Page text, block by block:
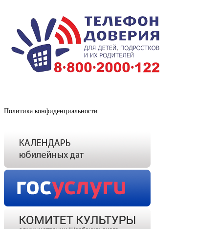
Политика конфиденциальности